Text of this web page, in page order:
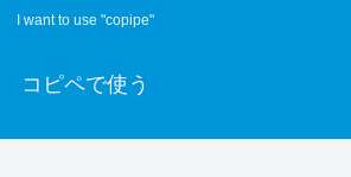
I want to use "copipe"
コピペで使う